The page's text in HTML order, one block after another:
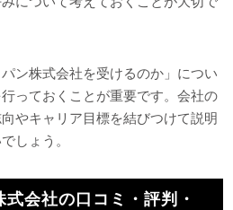
ン株式会社を受けるのか」につい
っておくことが重要です。会社の
やキャリア目標を結びつけて説明
しょう。
会社の口コミ・評判・